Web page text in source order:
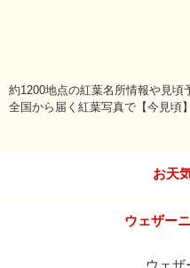
約1200地点の紅葉名所情報や見頃
全国から届く紅葉写真で【今見頃
お天
ウェザー
ウェザ